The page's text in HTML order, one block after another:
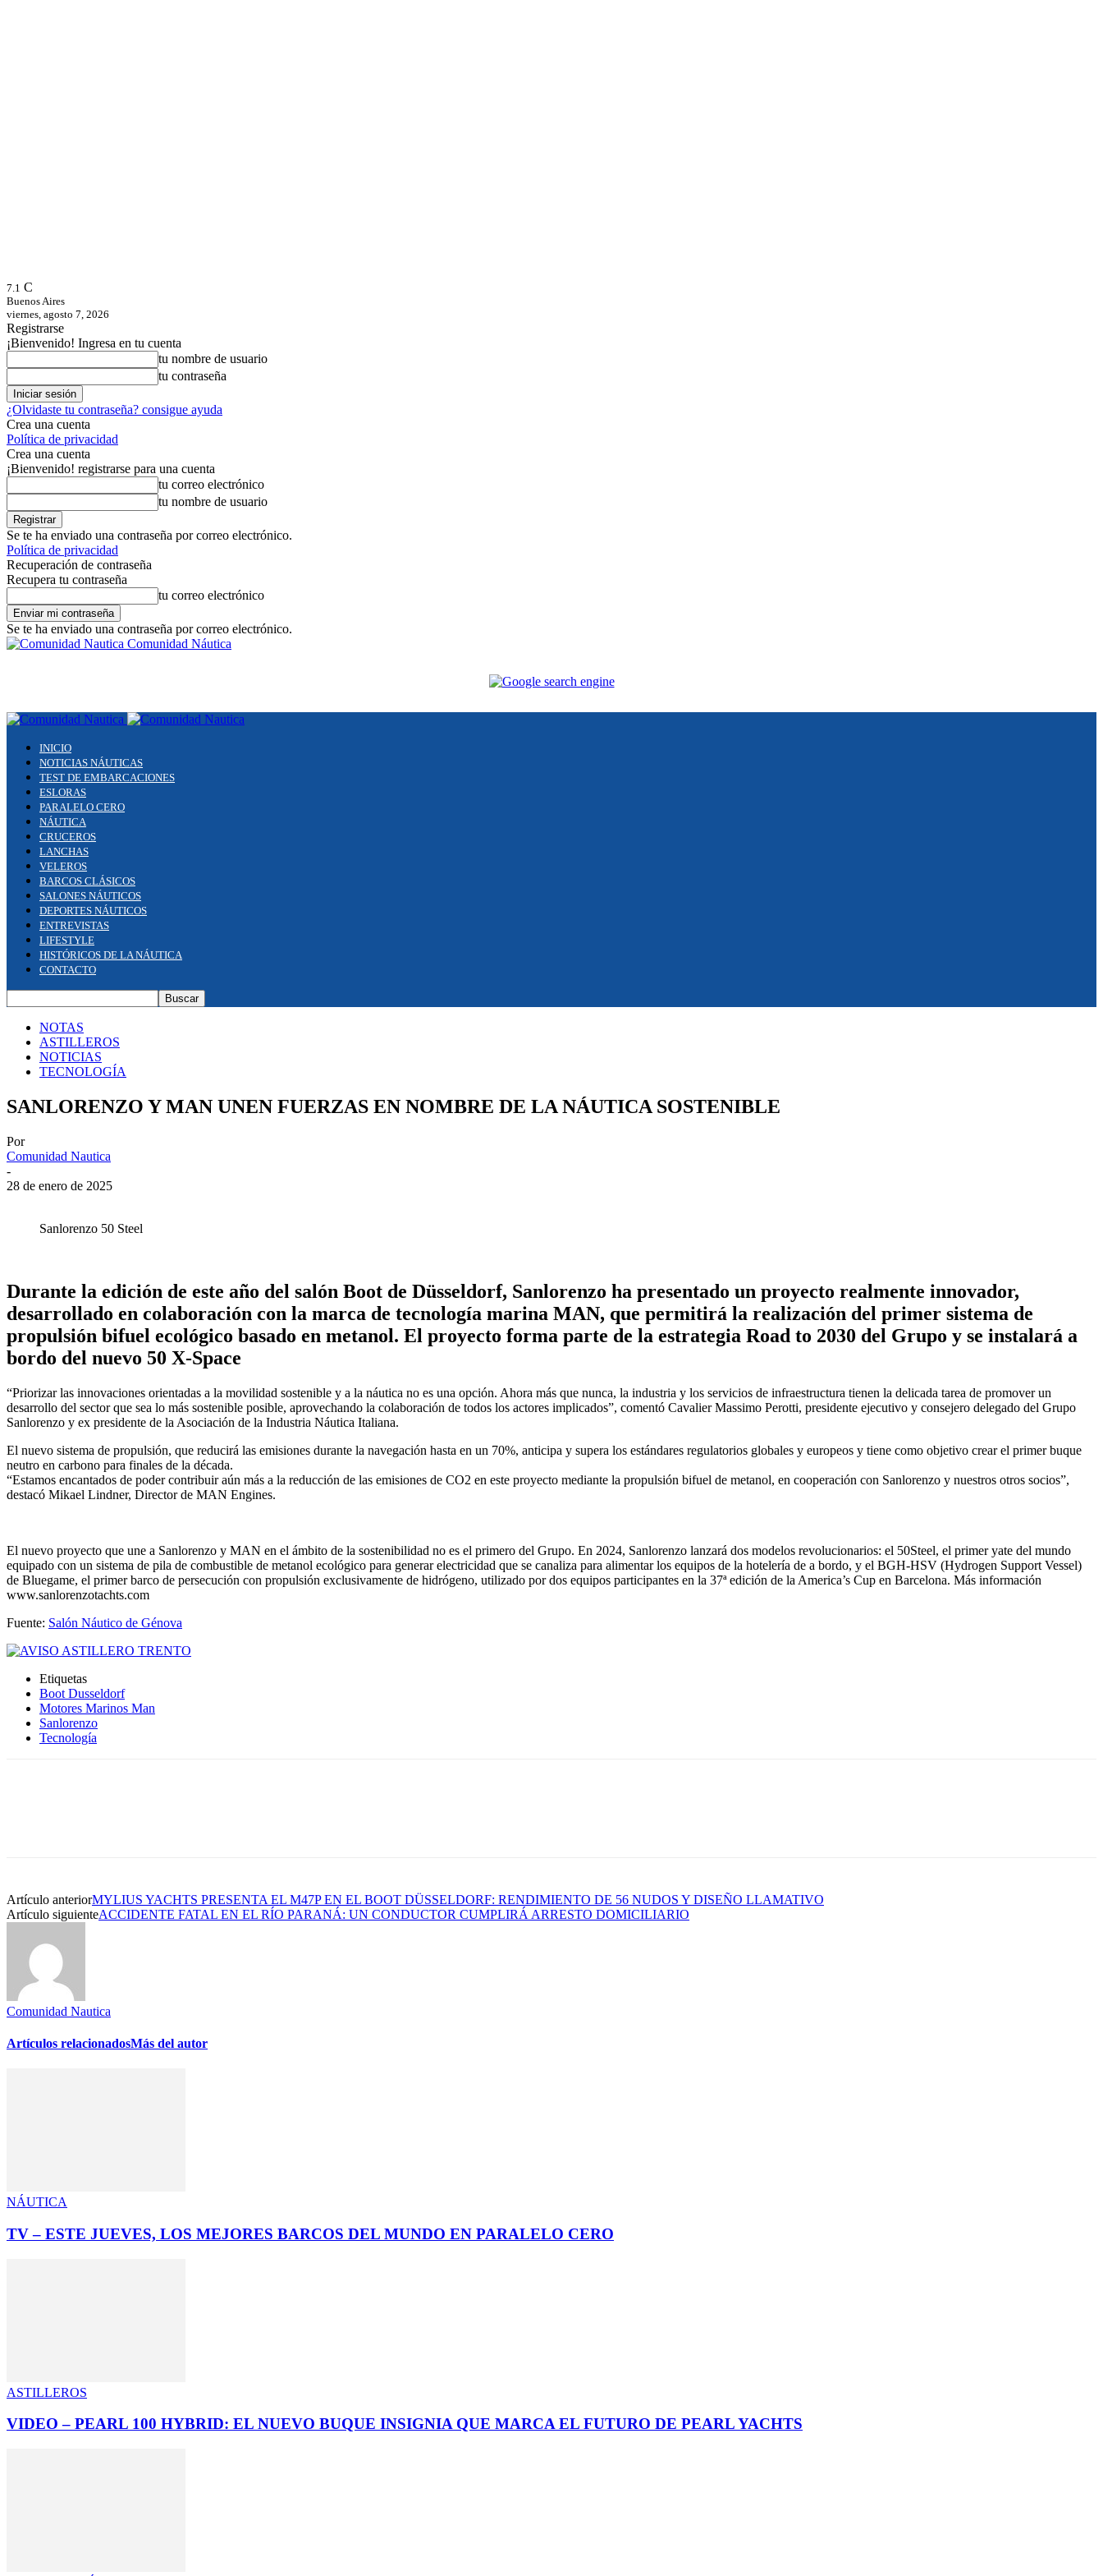
7.1 C
Buenos Aires
viernes, agosto 7, 2026
Registrarse
¡Bienvenido! Ingresa en tu cuenta
tu nombre de usuario
tu contraseña
¿Olvidaste tu contraseña? consigue ayuda
Crea una cuenta
Política de privacidad
Crea una cuenta
¡Bienvenido! registrarse para una cuenta
tu correo electrónico
tu nombre de usuario
Se te ha enviado una contraseña por correo electrónico.
Política de privacidad
Recuperación de contraseña
Recupera tu contraseña
tu correo electrónico
Se te ha enviado una contraseña por correo electrónico.
Comunidad Náutica
INICIO
NOTICIAS NÁUTICAS
TEST DE EMBARCACIONES
ESLORAS
PARALELO CERO
NÁUTICA
CRUCEROS
LANCHAS
VELEROS
BARCOS CLÁSICOS
SALONES NÁUTICOS
DEPORTES NÁUTICOS
ENTREVISTAS
LIFESTYLE
HISTÓRICOS DE LA NÁUTICA
CONTACTO
NOTAS
ASTILLEROS
NOTICIAS
TECNOLOGÍA
SANLORENZO Y MAN UNEN FUERZAS EN NOMBRE DE LA NÁUTICA SOSTENIBLE
Por
Comunidad Nautica
-
28 de enero de 2025
Sanlorenzo 50 Steel
Durante la edición de este año del salón Boot de Düsseldorf, Sanlorenzo ha presentado un proyecto realmente innovador,
desarrollado en colaboración con la marca de tecnología marina MAN, que permitirá la realización del primer sistema de
propulsión bifuel ecológico basado en metanol. El proyecto forma parte de la estrategia Road to 2030 del Grupo y se instalará a
bordo del nuevo 50 X-Space
“Priorizar las innovaciones orientadas a la movilidad sostenible y a la náutica no es una opción. Ahora más que nunca, la industria y los servicios de infraestructura tienen la delicada tarea de promover un
desarrollo del sector que sea lo más sostenible posible, aprovechando la colaboración de todos los actores implicados”, comentó Cavalier Massimo Perotti, presidente ejecutivo y consejero delegado del Grupo
Sanlorenzo y ex presidente de la Asociación de la Industria Náutica Italiana.
El nuevo sistema de propulsión, que reducirá las emisiones durante la navegación hasta en un 70%, anticipa y supera los estándares regulatorios globales y europeos y tiene como objetivo crear el primer buque
neutro en carbono para finales de la década.
“Estamos encantados de poder contribuir aún más a la reducción de las emisiones de CO2 en este proyecto mediante la propulsión bifuel de metanol, en cooperación con Sanlorenzo y nuestros otros socios”,
destacó Mikael Lindner, Director de MAN Engines.
El nuevo proyecto que une a Sanlorenzo y MAN en el ámbito de la sostenibilidad no es el primero del Grupo. En 2024, Sanlorenzo lanzará dos modelos revolucionarios: el 50Steel, el primer yate del mundo
equipado con un sistema de pila de combustible de metanol ecológico para generar electricidad que se canaliza para alimentar los equipos de la hotelería de a bordo, y el BGH-HSV (Hydrogen Support Vessel)
de Bluegame, el primer barco de persecución con propulsión exclusivamente de hidrógeno, utilizado por dos equipos participantes en la 37ª edición de la America’s Cup en Barcelona. Más información
www.sanlorenzotachts.com
Fuente: Salón Náutico de Génova
Etiquetas
Boot Dusseldorf
Motores Marinos Man
Sanlorenzo
Tecnología
Artículo anteriorMYLIUS YACHTS PRESENTA EL M47P EN EL BOOT DÜSSELDORF: RENDIMIENTO DE 56 NUDOS Y DISEÑO LLAMATIVO
Artículo siguienteACCIDENTE FATAL EN EL RÍO PARANÁ: UN CONDUCTOR CUMPLIRÁ ARRESTO DOMICILIARIO
Comunidad Nautica
Artículos relacionadosMás del autor
NÁUTICA
TV – ESTE JUEVES, LOS MEJORES BARCOS DEL MUNDO EN PARALELO CERO
ASTILLEROS
VIDEO – PEARL 100 HYBRID: EL NUEVO BUQUE INSIGNIA QUE MARCA EL FUTURO DE PEARL YACHTS